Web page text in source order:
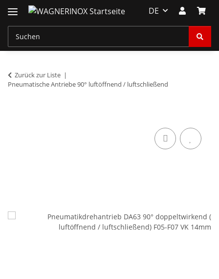
DE
Zurück zur Liste
Pneumatische Antriebe 90° luftöffnend / luftschließend